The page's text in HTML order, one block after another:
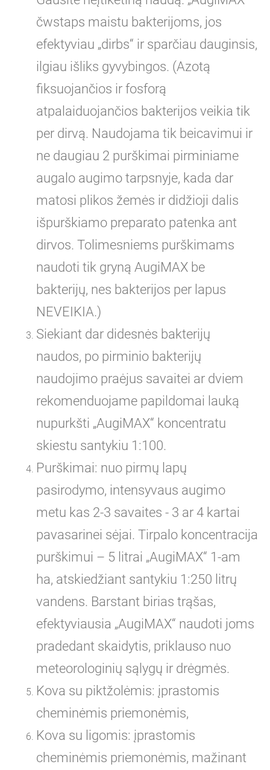
čwstaps maistu bakterijoms, jos
efektyviau „dirbs“ ir sparčiau dauginsis,
ilgiau išliks gyvybingos. (Azotą
fiksuojančios ir fosforą
atpalaiduojančios bakterijos veikia tik
per dirvą. Naudojama tik beicavimui ir
ne daugiau 2 purškimai pirminiame
augalo augimo tarpsnyje, kada dar
matosi plikos žemės ir didžioji dalis
išpurškiamo preparato patenka ant
dirvos. Tolimesniems purškimams
naudoti tik gryną AugiMAX be
bakterijų, nes bakterijos per lapus
NEVEIKIA.)
Siekiant dar didesnės bakterijų
naudos, po pirminio bakterijų
naudojimo praėjus savaitei ar dviem
rekomenduojame papildomai lauką
nupurkšti „AugiMAX“ koncentratu
skiestu santykiu 1:100.
Purškimai: nuo pirmų lapų
pasirodymo, intensyvaus augimo
metu kas 2-3 savaites - 3 ar 4 kartai
pavasarinei sėjai. Tirpalo koncentracija
purškimui – 5 litrai „AugiMAX“ 1-am
ha, atskiedžiant santykiu 1:250 litrų
vandens. Barstant birias trąšas,
efektyviausia „AugiMAX“ naudoti joms
pradedant skaidytis, priklauso nuo
meteorologinių sąlygų ir drėgmės.
Kova su piktžolėmis: įprastomis
cheminėmis priemonėmis,
Kova su ligomis: įprastomis
cheminėmis priemonėmis, mažinant